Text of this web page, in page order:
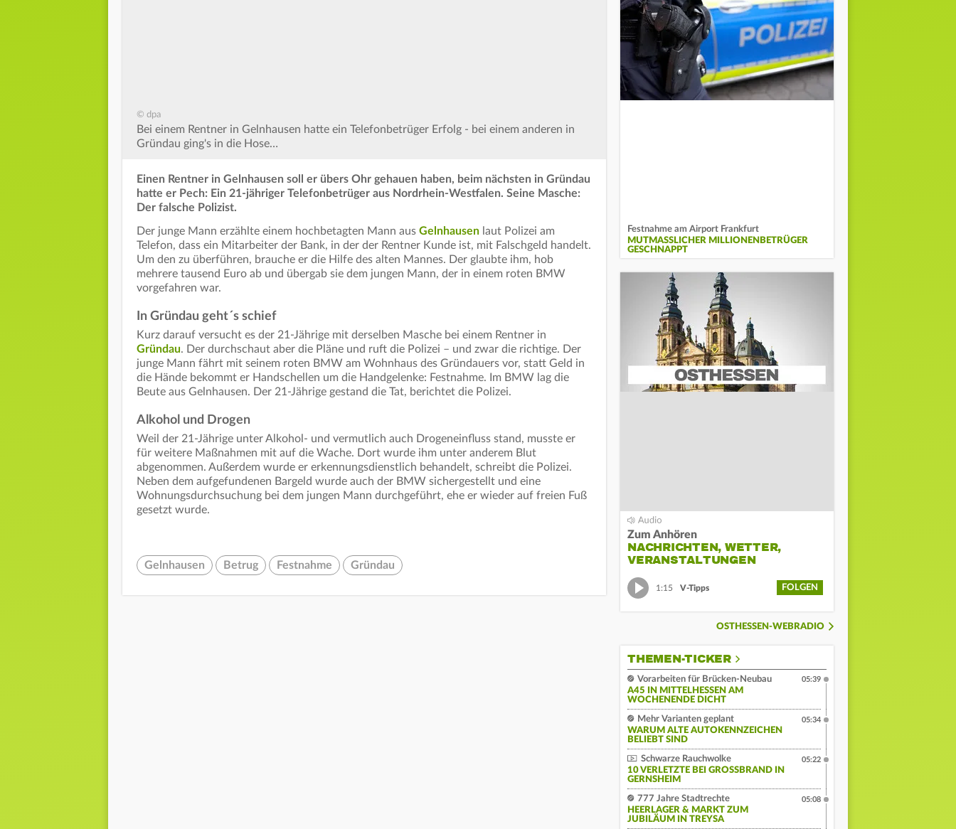
© dpa
Bei einem Rentner in Gelnhausen hatte ein Telefonbetrüger Erfolg - bei einem anderen in
Gründau ging's in die Hose…
Einen Rentner in Gelnhausen soll er übers Ohr gehauen haben, beim nächsten in Gründau
hatte er Pech: Ein 21-jähriger Telefonbetrüger aus Nordrhein-Westfalen. Seine Masche:
Der falsche Polizist.
Der junge Mann erzählte einem hochbetagten Mann aus Gelnhausen laut Polizei am
Telefon, dass ein Mitarbeiter der Bank, in der der Rentner Kunde ist, mit Falschgeld handelt.
Um den zu überführen, brauche er die Hilfe des alten Mannes. Der glaubte ihm, hob
mehrere tausend Euro ab und übergab sie dem jungen Mann, der in einem roten BMW
vorgefahren war.
In Gründau geht´s schief
Kurz darauf versucht es der 21-Jährige mit derselben Masche bei einem Rentner in
Gründau. Der durchschaut aber die Pläne und ruft die Polizei – und zwar die richtige. Der
junge Mann fährt mit seinem roten BMW am Wohnhaus des Gründauers vor, statt Geld in
die Hände bekommt er Handschellen um die Handgelenke: Festnahme. Im BMW lag die
Beute aus Gelnhausen. Der 21-Jährige gestand die Tat, berichtet die Polizei.
Alkohol und Drogen
Weil der 21-Jährige unter Alkohol- und vermutlich auch Drogeneinfluss stand, musste er
für weitere Maßnahmen mit auf die Wache. Dort wurde ihm unter anderem Blut
abgenommen. Außerdem wurde er erkennungsdienstlich behandelt, schreibt die Polizei.
Neben dem aufgefundenen Bargeld wurde auch der BMW sichergestellt und eine
Wohnungsdurchsuchung bei dem jungen Mann durchgeführt, ehe er wieder auf freien Fuß
gesetzt wurde.
Gelnhausen Betrug Festnahme Gründau
Festnahme am Airport Frankfurt
MUTMASSLICHER MILLIONENBETRÜGER G
ESCHNAPPT
Zum Anhören
NACHRICHTEN, WETTER,
VERANSTALTUNGEN
1:15 V-Tipps FOLGEN
OSTHESSEN-WEBRADIO
THEMEN-TICKER
Vorarbeiten für Brücken-Neubau
A45 IN MITTELHESSEN AM
WOCHENENDE DICHT
05:39
Mehr Varianten geplant
WARUM ALTE AUTOKENNZEICHEN
BELIEBT SIND
05:34
Schwarze Rauchwolke
10 VERLETZTE BEI GROSSBRAND IN G
ERNSHEIM
05:22
777 Jahre Stadtrechte
HEERLAGER & MARKT ZUM
JUBILÄUM IN TREYSA
05:08